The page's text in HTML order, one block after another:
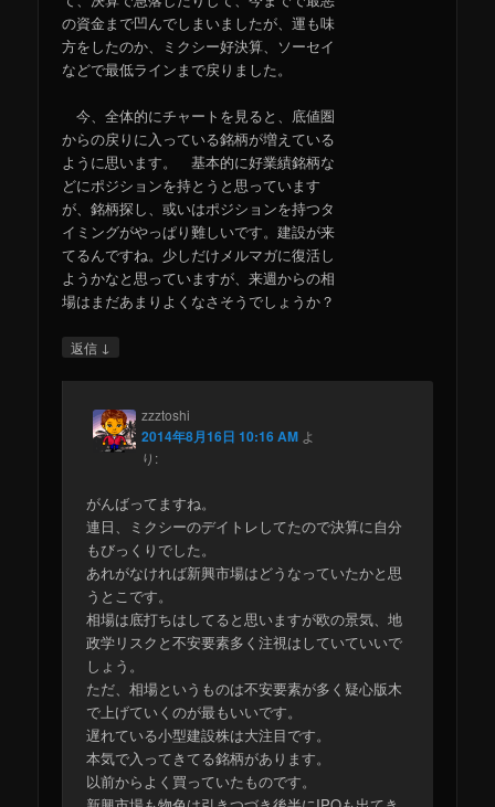
の資金まで凹んでしまいましたが、運も味
方をしたのか、ミクシー好決算、ソーセイ
などで最低ラインまで戻りました。
今、全体的にチャートを見ると、底値圏
からの戻りに入っている銘柄が増えている
ように思います。 基本的に好業績銘柄な
どにポジションを持とうと思っています
が、銘柄探し、或いはポジションを持つタ
イミングがやっぱり難しいです。建設が来
てるんですね。少しだけメルマガに復活し
ようかなと思っていますが、来週からの相
場はまだあまりよくなさそうでしょうか？
返信 ↓
zzztoshi
2014年8月16日 10:16 AM よ
り:
がんばってますね。
連日、ミクシーのデイトレしてたので決算に自分
もびっくりでした。
あれがなければ新興市場はどうなっていたかと思
うとこです。
相場は底打ちはしてると思いますが欧の景気、地
政学リスクと不安要素多く注視はしていていいで
しょう。
ただ、相場というものは不安要素が多く疑心版木
で上げていくのが最もいいです。
遅れている小型建設株は大注目です。
本気で入ってきてる銘柄があります。
以前からよく買っていたものです。